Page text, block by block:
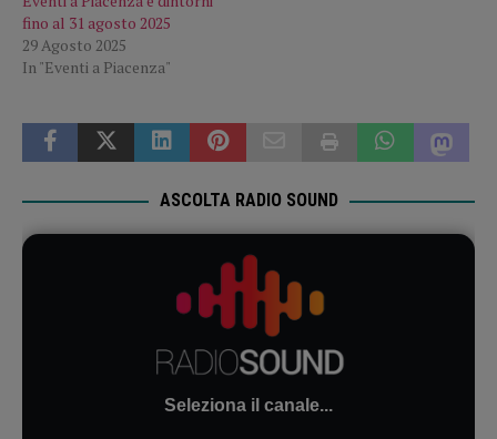
fino al 31 agosto 2025
29 Agosto 2025
In "Eventi a Piacenza"
ASCOLTA RADIO SOUND
Seleziona il canale...